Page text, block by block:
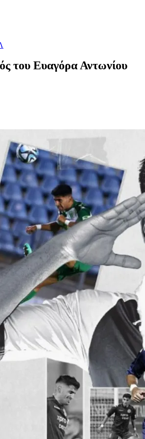
του Ευαγόρα Αντωνίου